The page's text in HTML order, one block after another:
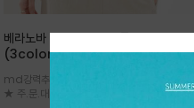
베라노바 심플 VN13 코튼탑
(3color)*썸머 바이오 강연/ 스판 너
더더기 없이 깔끔한 무드가 매력적인
VN13 코튼 티셔츠
md강력추천 2026 신상품 ★한정 대박 세일
★ 주.문.대.폭.주 - 전컬러 인기~순차발송중